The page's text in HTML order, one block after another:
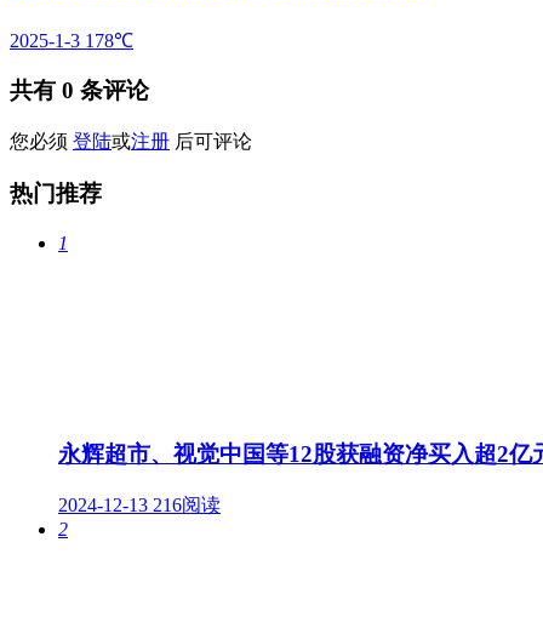
2025-1-3 178℃
共有 0 条评论
您必须 登陆或注册 后可评论
热门推荐
1
永辉超市、视觉中国等12股获融资净买入超2亿
2024-12-13 216阅读
2